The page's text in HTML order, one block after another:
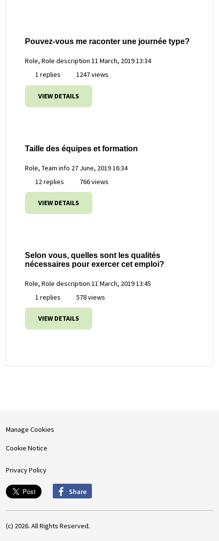
Pouvez-vous me raconter une journée type?
Role, Role description 11 March, 2019 13:34
1 replies
1247 views
VIEW DETAILS
Taille des équipes et formation
Role, Team info 27 June, 2019 16:34
12 replies
766 views
VIEW DETAILS
Selon vous, quelles sont les qualités
nécessaires pour exercer cet emploi?
Role, Role description 11 March, 2019 13:45
1 replies
578 views
VIEW DETAILS
Manage Cookies
Cookie Notice
Privacy Policy
Share
(c) 2026. All Rights Reserved.